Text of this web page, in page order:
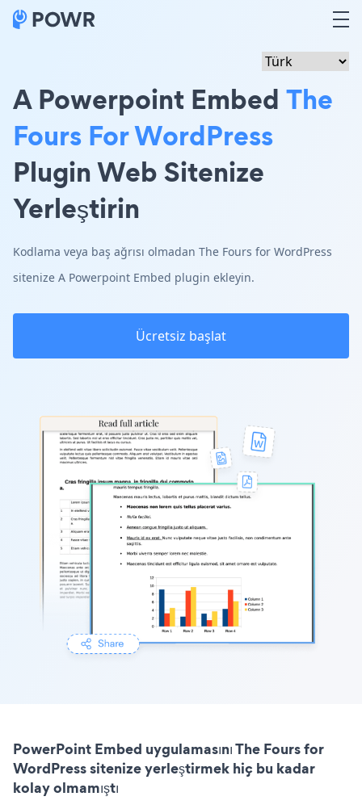
A Powerpoint Embed The
Fours For WordPress
Plugin Web Sitenize
Yerleştirin
Kodlama veya baş ağrısı olmadan The Fours for WordPress
sitenize A Powerpoint Embed plugin ekleyin.
Ücretsiz başlat
PowerPoint Embed uygulamasını The Fours for
WordPress sitenize yerleştirmek hiç bu kadar
kolay olmamıştı